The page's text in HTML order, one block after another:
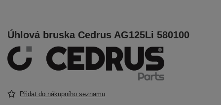
Úhlová bruska Cedrus AG125Li 580100
Přidat do nákupního seznamu